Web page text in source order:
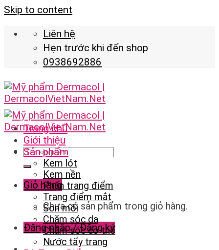
Skip to content
Liên hệ
Hẹn trước khi đến shop
0938692886
Giỏ hàng
Chưa có sản phẩm trong giỏ hàng.
Đăng nhập / Đăng ký
Trang chủ
Giới thiệu
Sản phẩm
Kem lót
Kem nền
Phấn trang điểm
Trang điểm mắt
Son môi
Chăm sóc da
Chăm sóc cơ thể
Nước tẩy trang